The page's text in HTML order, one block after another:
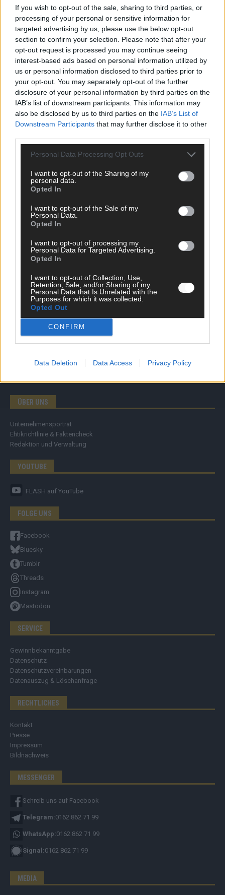
If you wish to opt-out of the sale, sharing to third parties, or
processing of your personal or sensitive information for
targeted advertising by us, please use the below opt-out
section to confirm your selection. Please note that after your
opt-out request is processed you may continue seeing
interest-based ads based on personal information utilized by
us or personal information disclosed to third parties prior to
your opt-out. You may separately opt-out of the further
disclosure of your personal information by third parties on the
IAB’s list of downstream participants. This information may
also be disclosed by us to third parties on the IAB’s List of
Downstream Participants that may further disclose it to other
Personal Data Processing Opt Outs
I want to opt-out of the Sharing of my
personal data.
Opted In
I want to opt-out of the Sale of my
Personal Data.
Opted In
I want to opt-out of processing my
Personal Data for Targeted Advertising.
Opted In
I want to opt-out of Collection, Use,
Retention, Sale, and/or Sharing of my
Personal Data that Is Unrelated with the
Purposes for which it was collected.
Opted Out
CONFIRM
Data Deletion Data Access Privacy Policy
ANZEIGE
SCHNELL ZUM RESSORT
Nachrichten
Ratgeber
Wissen
Kommentar
Streams & Storys
Eurovision
FLASH – DAS VIDEOPORTAL
ÜBER UNS
Unternehmensporträt
Ehtikrichtlinie & Faktencheck
Redaktion und Verwaltung
YOUTUBE
FLASH auf YouTube
FOLGE UNS
Facebook
Bluesky
Tumblr
Threads
Instagram
Mastodon
SERVICE
Gewinnbekanntgabe
Datenschutz
Datenschutzvereinbarungen
Datenauszug & Löschanfrage
RECHTLICHES
Kontakt
Presse
Impressum
Bildnachweis
MESSENGER
Schreib uns auf Facebook
Telegram:0162 862 71 99
WhatsApp:0162 862 71 99
Signal:0162 862 71 99
MEDIA